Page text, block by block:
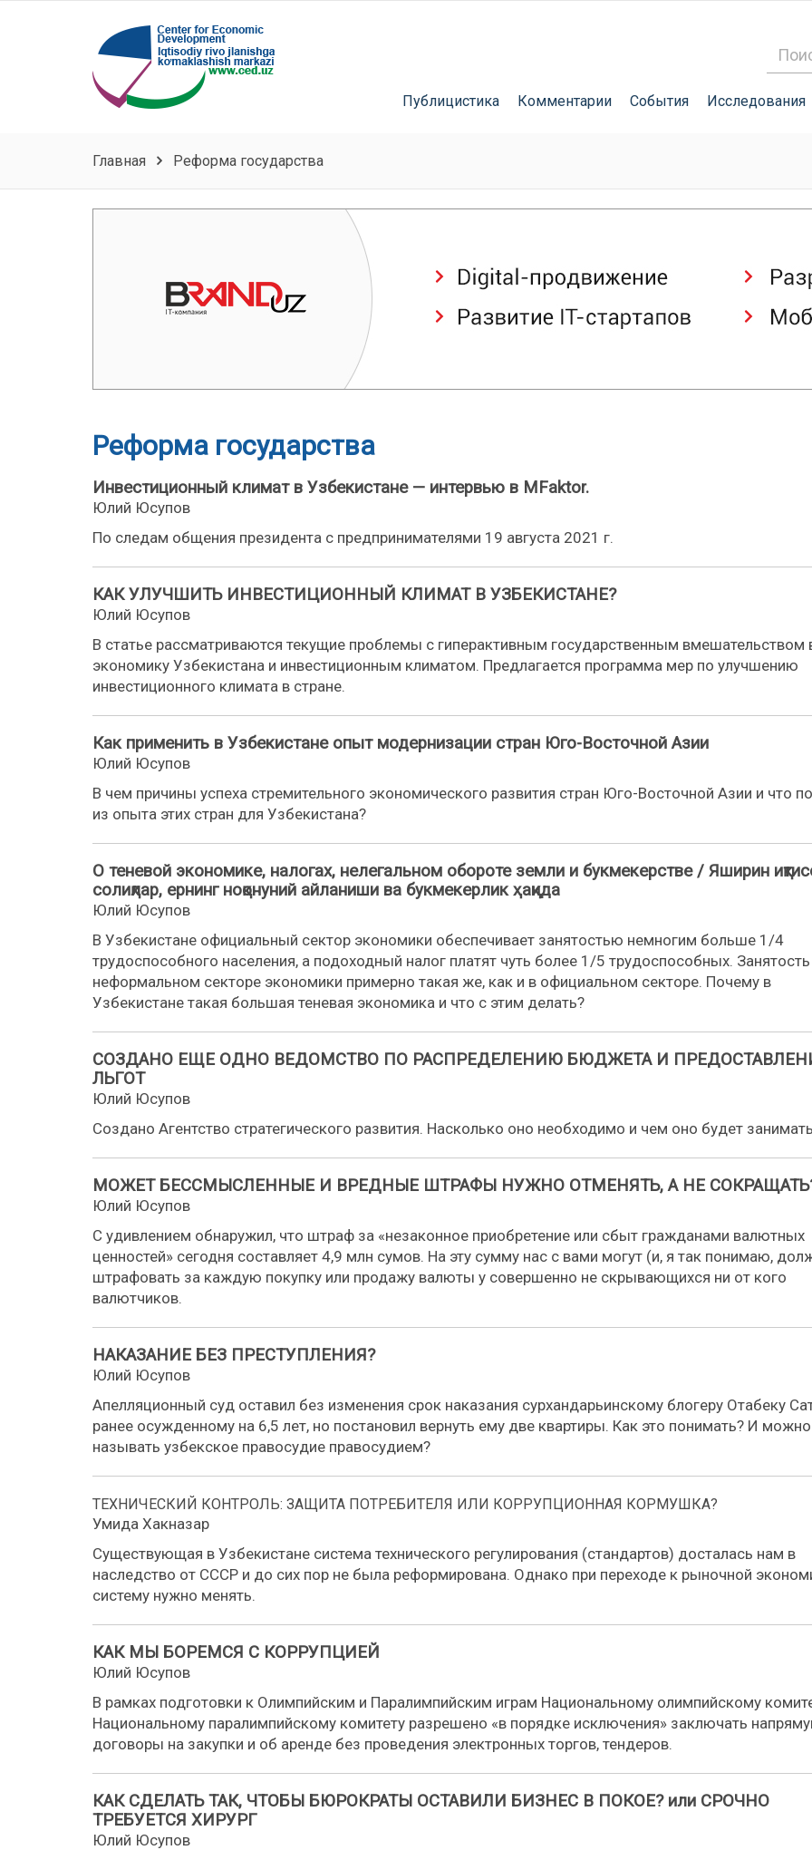
Публицистика Комментарии События Исследования
Главная Реформа государства
Реформа государства
Инвестиционный климат в Узбекистане — интервью в MFaktor.
Юлий Юсупов
По следам общения президента с предпринимателями 19 августа 2021 г.
КАК УЛУЧШИТЬ ИНВЕСТИЦИОННЫЙ КЛИМАТ В УЗБЕКИСТАНЕ?
Юлий Юсупов
В статье рассматриваются текущие проблемы с гиперактивным государственным вмешательством
экономику Узбекистана и инвестиционным климатом. Предлагается программа мер по улучшению
инвестиционного климата в стране.
Как применить в Узбекистане опыт модернизации стран Юго-Восточной Азии
Юлий Юсупов
В чем причины успеха стремительного экономического развития стран Юго-Восточной Азии и что
из опыта этих стран для Узбекистана?
О теневой экономике, налогах, нелегальном обороте земли и букмекерстве / Яширин
солиқлар, ернинг ноқонуний айланиши ва букмекерлик ҳақида
Юлий Юсупов
В Узбекистане официальный сектор экономики обеспечивает занятостью немногим больше 1/4
трудоспособного населения, а подоходный налог платят чуть более 1/5 трудоспособных.
неформальном секторе экономики примерно такая же, как и в официальном секторе. Почему в
Узбекистане такая большая теневая экономика и что с этим делать?
СОЗДАНО ЕЩЕ ОДНО ВЕДОМСТВО ПО РАСПРЕДЕЛЕНИЮ БЮДЖЕТА И
ЛЬГОТ
Юлий Юсупов
Создано Агентство стратегического развития. Насколько оно необходимо и чем оно будет
МОЖЕТ БЕССМЫСЛЕННЫЕ И ВРЕДНЫЕ ШТРАФЫ НУЖНО ОТМЕНЯТЬ, А НЕ
Юлий Юсупов
С удивлением обнаружил, что штраф за «незаконное приобретение или сбыт гражданами валютных
ценностей» сегодня составляет 4,9 млн сумов. На эту сумму нас с вами могут (и, я так понимаю,
штрафовать за каждую покупку или продажу валюты у совершенно не скрывающихся ни от кого
валютчиков.
НАКАЗАНИЕ БЕЗ ПРЕСТУПЛЕНИЯ?
Юлий Юсупов
Апелляционный суд оставил без изменения срок наказания сурхандарьинскому блогеру Отабеку
ранее осужденному на 6,5 лет, но постановил вернуть ему две квартиры. Как это понимать? И
называть узбекское правосудие правосудием?
ТЕХНИЧЕСКИЙ КОНТРОЛЬ: ЗАЩИТА ПОТРЕБИТЕЛЯ ИЛИ КОРРУПЦИОННАЯ КОРМУШКА?
Умида Хакназар
Существующая в Узбекистане система технического регулирования (стандартов) досталась нам в
наследство от СССР и до сих пор не была реформирована. Однако при переходе к рыночной
систему нужно менять.
КАК МЫ БОРЕМСЯ С КОРРУПЦИЕЙ
Юлий Юсупов
В рамках подготовки к Олимпийским и Паралимпийским играм Национальному олимпийскому
Национальному паралимпийскому комитету разрешено «в порядке исключения» заключать
договоры на закупки и об аренде без проведения электронных торгов, тендеров.
КАК СДЕЛАТЬ ТАК, ЧТОБЫ БЮРОКРАТЫ ОСТАВИЛИ БИЗНЕС В ПОКОЕ? или СРОЧНО
ТРЕБУЕТСЯ ХИРУРГ
Юлий Юсупов